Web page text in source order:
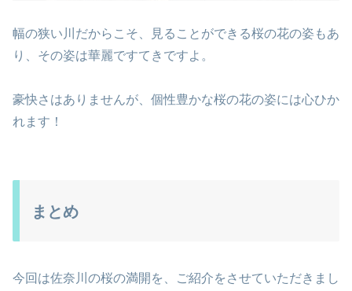
幅の狭い川だからこそ、見ることができる桜の花の姿もあ
り、その姿は華麗ですてきですよ。
豪快さはありませんが、個性豊かな桜の花の姿には心ひか
れます！
まとめ
今回は佐奈川の桜の満開を、ご紹介をさせていただきまし